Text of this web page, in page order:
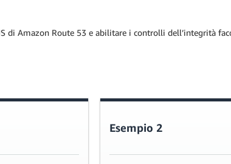
di Amazon Route 53 e abilitare i controlli dell’integrità
Esempio 2